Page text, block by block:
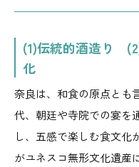
(1)伝統的酒造り
化
奈良は、和食の原点とも
代、朝廷や寺院での宴を
し、五感で楽しむ食文化
がユネスコ無形文化遺産